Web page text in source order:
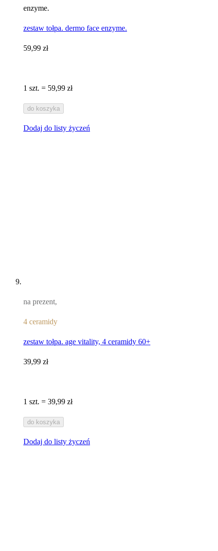
enzyme.
zestaw tołpa. dermo face enzyme.
59,99 zł
1 szt. = 59,99 zł
do koszyka
Dodaj do listy życzeń
na prezent,
4 ceramidy
zestaw tołpa. age vitality, 4 ceramidy 60+
39,99 zł
1 szt. = 39,99 zł
do koszyka
Dodaj do listy życzeń